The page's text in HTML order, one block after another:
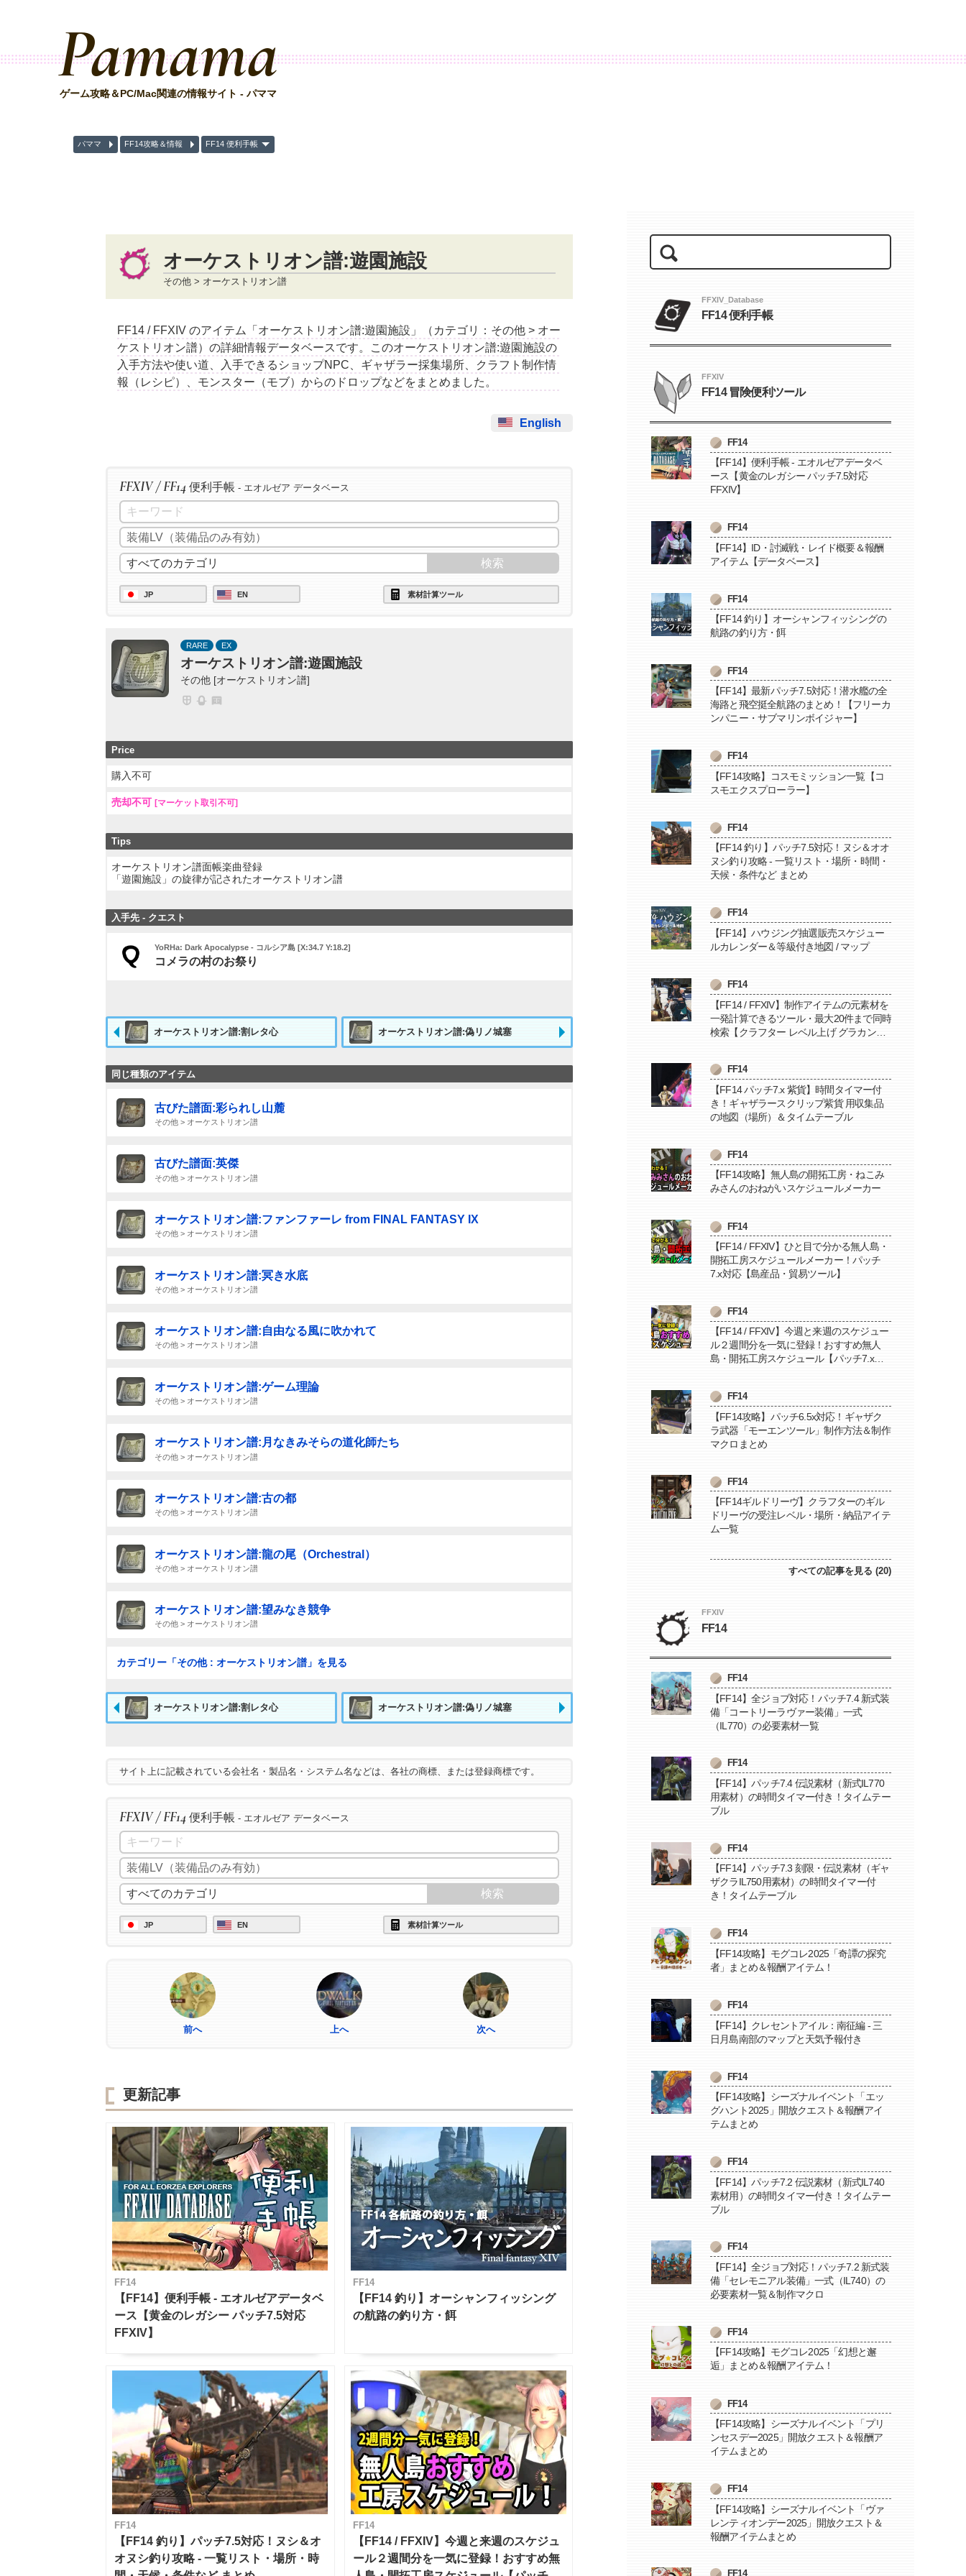
Pamama
ゲーム攻略＆PC/Mac関連の情報サイト - パママ
パママ FF14攻略＆情報 FF14 便利手帳
オーケストリオン譜:遊園施設
その他 > オーケストリオン譜
FF14 / FFXIV のアイテム「オーケストリオン譜:遊園施設」（カテゴリ：その他 > オー
ケストリオン譜）の詳細情報データベースです。このオーケストリオン譜:遊園施設の
入手方法や使い道、入手できるショップNPC、ギャザラー採集場所、クラフト制作情
報（レシピ）、モンスター（モブ）からのドロップなどをまとめました。
English
FFXIV / FF14 便利手帳 - エオルゼア データベース
JP EN 素材計算ツール
RARE EX
オーケストリオン譜:遊園施設
その他 [オーケストリオン譜]
Price
購入不可
売却不可 [マーケット取引不可]
Tips
オーケストリオン譜面帳楽曲登録
「遊園施設」の旋律が記されたオーケストリオン譜
入手先 - クエスト
YoRHa: Dark Apocalypse - コルシア島 [X:34.7 Y:18.2]
コメラの村のお祭り
オーケストリオン譜:割レタ心 オーケストリオン譜:偽リノ城塞
同じ種類のアイテム
古びた譜面:彩られし山麓
その他 > オーケストリオン譜
古びた譜面:英傑
その他 > オーケストリオン譜
オーケストリオン譜:ファンファーレ from FINAL FANTASY IX
その他 > オーケストリオン譜
オーケストリオン譜:冥き水底
その他 > オーケストリオン譜
オーケストリオン譜:自由なる風に吹かれて
その他 > オーケストリオン譜
オーケストリオン譜:ゲーム理論
その他 > オーケストリオン譜
オーケストリオン譜:月なきみそらの道化師たち
その他 > オーケストリオン譜
オーケストリオン譜:古の都
その他 > オーケストリオン譜
オーケストリオン譜:龍の尾（Orchestral）
その他 > オーケストリオン譜
オーケストリオン譜:望みなき競争
その他 > オーケストリオン譜
カテゴリー「その他 : オーケストリオン譜」を見る
オーケストリオン譜:割レタ心 オーケストリオン譜:偽リノ城塞
サイト上に記載されている会社名・製品名・システム名などは、各社の商標、または登録商標です。
FFXIV / FF14 便利手帳 - エオルゼア データベース
JP EN 素材計算ツール
前へ 上へ 次へ
更新記事
FF14
【FF14】便利手帳 - エオルゼアデータベ
ース【黄金のレガシー パッチ7.5対応
FFXIV】
FF14
【FF14 釣り】オーシャンフィッシング
の航路の釣り方・餌
FF14
【FF14 釣り】パッチ7.5対応！ヌシ＆オ
オヌシ釣り攻略 - 一覧リスト・場所・時
FF14
【FF14 / FFXIV】今週と来週のスケジュ
ール２週間分を一気に登録！おすすめ無
FFXIV_Database
FF14 便利手帳
FFXIV
FF14 冒険便利ツール
FF14
【FF14】便利手帳 - エオルゼアデータベ
ース【黄金のレガシー パッチ7.5対応
FFXIV】
FF14
【FF14】ID・討滅戦・レイド概要＆報酬
アイテム【データベース】
FF14
【FF14 釣り】オーシャンフィッシングの
航路の釣り方・餌
FF14
【FF14】最新パッチ7.5対応！潜水艦の全
海路と飛空挺全航路のまとめ！【フリーカ
ンパニー・サブマリンボイジャー】
FF14
【FF14攻略】コスモミッション一覧【コ
スモエクスプローラー】
FF14
【FF14 釣り】パッチ7.5対応！ヌシ＆オオ
ヌシ釣り攻略 - 一覧リスト・場所・時間・
天候・条件など まとめ
FF14
【FF14】ハウジング抽選販売スケジュー
ルカレンダー＆等級付き地図 / マップ
FF14
【FF14 / FFXIV】制作アイテムの元素材を
一発計算できるツール・最大20件まで同時
検索【クラフター レベル上げ グラカン納
FF14
【FF14 パッチ7.x 紫貨】時間タイマー付
き！ギャザラースクリップ紫貨 用収集品
の地図（場所）＆タイムテーブル
FF14
【FF14攻略】無人島の開拓工房・ねこみ
みさんのおねがいスケジュールメーカー
FF14
【FF14 / FFXIV】ひと目で分かる無人島・
開拓工房スケジュールメーカー！パッチ
7.x対応【島産品・貿易ツール】
FF14
【FF14 / FFXIV】今週と来週のスケジュー
ル２週間分を一気に登録！おすすめ無人
島・開拓工房スケジュール【パッチ7.x対
FF14
【FF14攻略】パッチ6.5x対応！ギャザク
ラ武器「モーエンツール」制作方法＆制作
マクロまとめ
FF14
【FF14ギルドリーヴ】クラフターのギル
ドリーヴの受注レベル・場所・納品アイテ
ム一覧
すべての記事を見る (20)
FFXIV
FF14
FF14
【FF14】全ジョブ対応！パッチ7.4 新式装
備「コートリーラヴァー装備」一式
（IL770）の必要素材一覧
FF14
【FF14】パッチ7.4 伝説素材（新式IL770
用素材）の時間タイマー付き！タイムテー
ブル
FF14
【FF14】パッチ7.3 刻限・伝説素材（ギャ
ザクラIL750用素材）の時間タイマー付
き！タイムテーブル
FF14
【FF14攻略】モグコレ2025「奇譚の探究
者」まとめ＆報酬アイテム！
FF14
【FF14】クレセントアイル：南征編 - 三
日月島南部のマップと天気予報付き
FF14
【FF14攻略】シーズナルイベント「エッ
グハント2025」開放クエスト＆報酬アイ
テムまとめ
FF14
【FF14】パッチ7.2 伝説素材（新式IL740
素材用）の時間タイマー付き！タイムテー
ブル
FF14
【FF14】全ジョブ対応！パッチ7.2 新式装
備「セレモニアル装備」一式（IL740）の
必要素材一覧＆制作マクロ
FF14
【FF14攻略】モグコレ2025「幻想と邂
逅」まとめ＆報酬アイテム！
FF14
【FF14攻略】シーズナルイベント「プリ
ンセスデー2025」開放クエスト＆報酬ア
イテムまとめ
FF14
【FF14攻略】シーズナルイベント「ヴァ
レンティオンデー2025」開放クエスト＆
報酬アイテムまとめ